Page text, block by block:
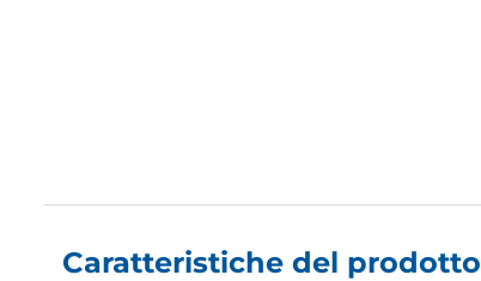
Caratteristiche del prodotto